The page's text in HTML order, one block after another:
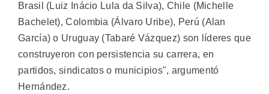
Brasil (Luiz Inácio Lula da Silva), Chile (Michelle
Bachelet), Colombia (Álvaro Uribe), Perú (Alan
García) o Uruguay (Tabaré Vázquez) son líderes que
construyeron con persistencia su carrera, en
partidos, sindicatos o municipios", argumentó
Hernández.